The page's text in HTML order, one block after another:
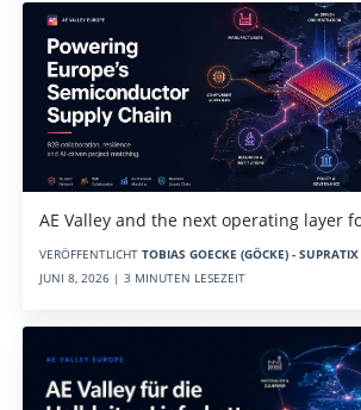
AE Valley and the next operating layer
VERÖFFENTLICHT TOBIAS GOECKE (GÖCKE) -
JUNI 8, 2026 | 3 MINUTEN LESEZEIT